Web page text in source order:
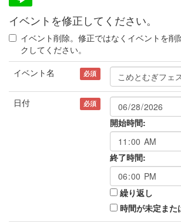
イベントを修正してください。
イベント削除。修正ではなくイベントを削
クしてください。
イベント名
必須
日付 必須
開始時間:
終了時間:
繰り返し
時間が未定また